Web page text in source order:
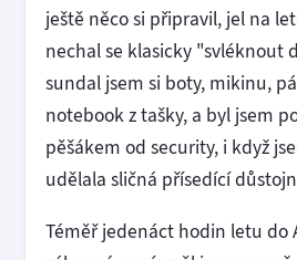
ještě něco si připravil, jel na
nechal se klasicky "svléknout
sundal jsem si boty, mikinu,
notebook z tašky, a byl jsem
pěšákem od security, i když
udělala sličná přísedící
Téměř jedenáct hodin letu do